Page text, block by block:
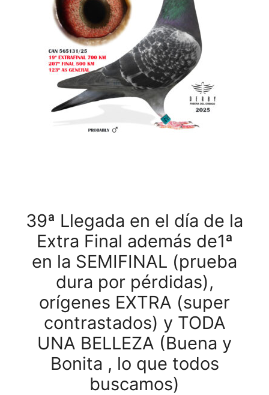
39ª Llegada en el día de la
Extra Final además de1ª
en la SEMIFINAL (prueba
dura por pérdidas),
orígenes EXTRA (super
contrastados) y TODA
UNA BELLEZA (Buena y
Bonita , lo que todos
buscamos)